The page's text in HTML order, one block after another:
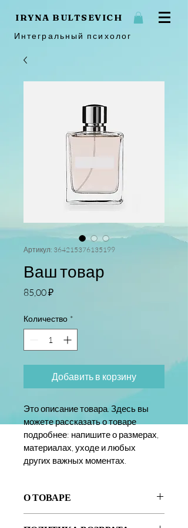
IRYNA BULTSEVICH
Интегральный психолог
Артикул: 364215376135199
Ваш товар
85,00 ₽Цена
Количество *
Добавить в корзину
Это описание товара. Здесь вы
можете рассказать о товаре
подробнее: напишите о размерах,
материалах, уходе и любых
других важных моментах.
О ТОВАРЕ